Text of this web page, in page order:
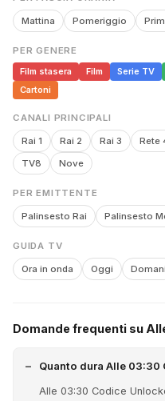
Mattina Pomeriggio
PER GENERE
Film stasera
Film Serie TV
Cartoni
CANALI PRINCIPALI
Rai 1 Rai 2 Rai 3 Rete
TV8
Nove
PER EMITTENTE
Palinsesto Rai Palinsesto
GUIDA TV
Ora in onda Oggi Domani
Domande frequenti su
Quanto dura Alle 03:30
Alle 03:30 Codice